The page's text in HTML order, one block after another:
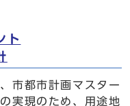
ト
市都市計画マスター
実現のため、用途地